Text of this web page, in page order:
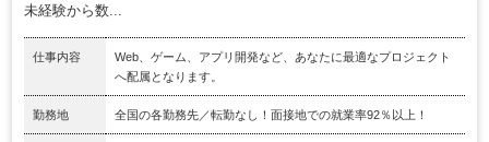
未経験から数...
仕事内容
Web、ゲーム、アプリ開発など、あなたに最適なプロジェクト
へ配属となります。
勤務地 全国の各勤務先／転勤なし！面接地での就業率92％以上！